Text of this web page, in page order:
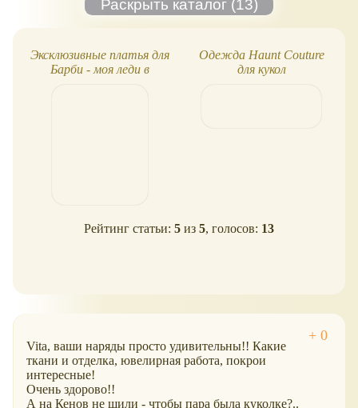
Эксклюзивные платья для
Барби - моя леди в
Одежда Haunt Couture
для кукол
Рейтинг статьи: 5 из 5, голосов: 13
Vita, ваши наряды просто удивительны!! Какие
ткани и отделка, ювелирная работа, покрои
интересные!
Очень здорово!!
А на Кенов не шили - чтобы пара была куколке?..